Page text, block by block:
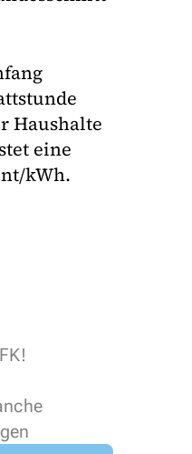
Haushalte
eine
kWh.